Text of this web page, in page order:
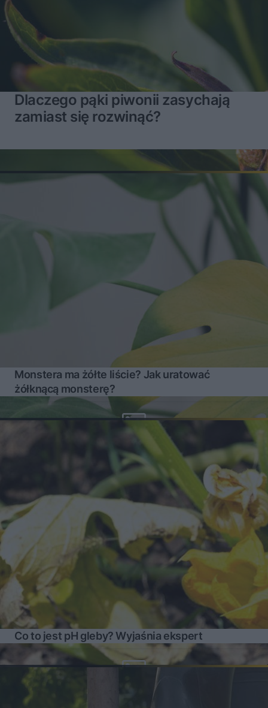
Dlaczego pąki piwonii zasychają
zamiast się rozwinąć?
Monstera ma żółte liście? Jak uratować
żółknącą monsterę?
Co to jest pH gleby? Wyjaśnia ekspert